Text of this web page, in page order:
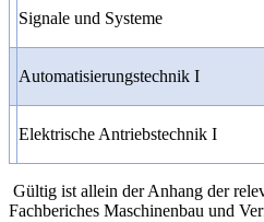
Signale und Systeme
Automatisierungstechnik I
Elektrische Antriebstechnik I
Gültig ist allein der Anhang der
Fachberiches Maschinenbau und